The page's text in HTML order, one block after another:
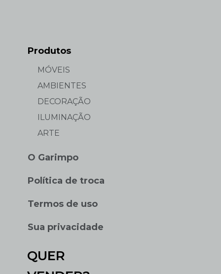
Produtos
MÓVEIS
AMBIENTES
DECORAÇÃO
ILUMINAÇÃO
ARTE
O Garimpo
Política de troca
Termos de uso
Sua privacidade
QUER